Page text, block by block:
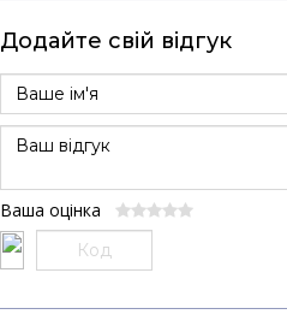
Додайте свій відгук
Ваша оцінка